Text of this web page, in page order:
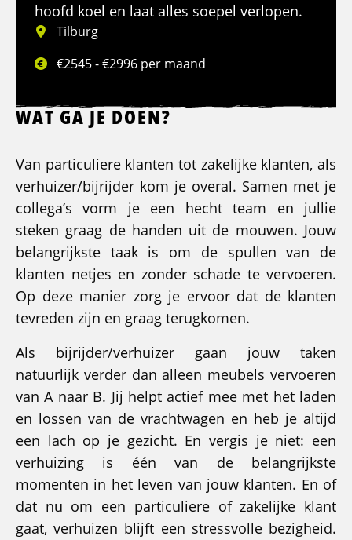
hoofd koel en laat alles soepel verlopen.
Tilburg
€2545 - €2996 per maand
WAT GA JE DOEN?
Van particuliere klanten tot zakelijke klanten, als
verhuizer/bijrijder kom je overal. Samen met je
collega’s vorm je een hecht team en jullie
steken graag de handen uit de mouwen. Jouw
belangrijkste taak is om de spullen van de
klanten netjes en zonder schade te vervoeren.
Op deze manier zorg je ervoor dat de klanten
tevreden zijn en graag terugkomen.
Als bijrijder/verhuizer gaan jouw taken
natuurlijk verder dan alleen meubels vervoeren
van A naar B. Jij helpt actief mee met het laden
en lossen van de vrachtwagen en heb je altijd
een lach op je gezicht. En vergis je niet: een
verhuizing is één van de belangrijkste
momenten in het leven van jouw klanten. En of
dat nu om een particuliere of zakelijke klant
gaat, verhuizen blijft een stressvolle bezigheid.